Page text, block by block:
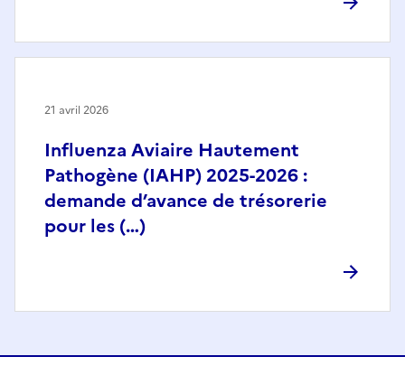
Influenza Aviaire Hautement
Pathogène (IAHP) 2025-2026 :
demande d’avance de trésorerie
pour les (…)
21 avril 2026